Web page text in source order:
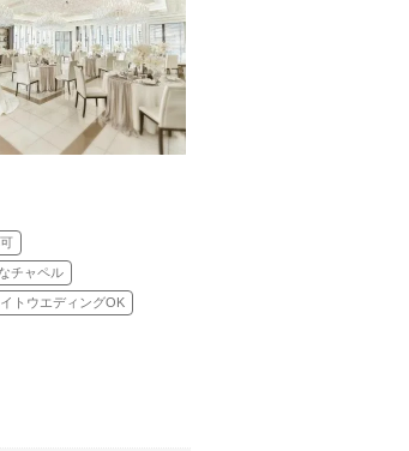
チャペル
トウエディングOK